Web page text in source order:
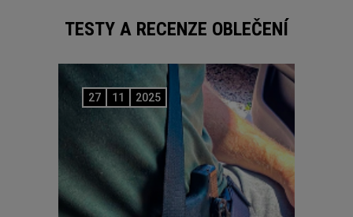
TESTY A RECENZE OBLEČENÍ
27 11 2025